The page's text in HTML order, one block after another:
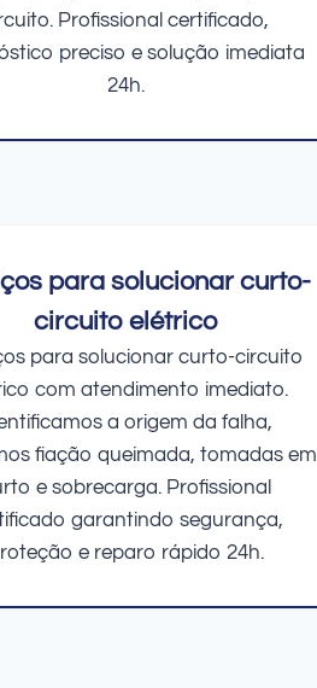
Profissional certificado,
preciso e solução imediata
24h.
para solucionar curto-
circuito elétrico
para solucionar curto-circuito
com atendimento imediato.
a origem da falha,
fiação queimada, tomadas em
e sobrecarga. Profissional
garantindo segurança,
e reparo rápido 24h.